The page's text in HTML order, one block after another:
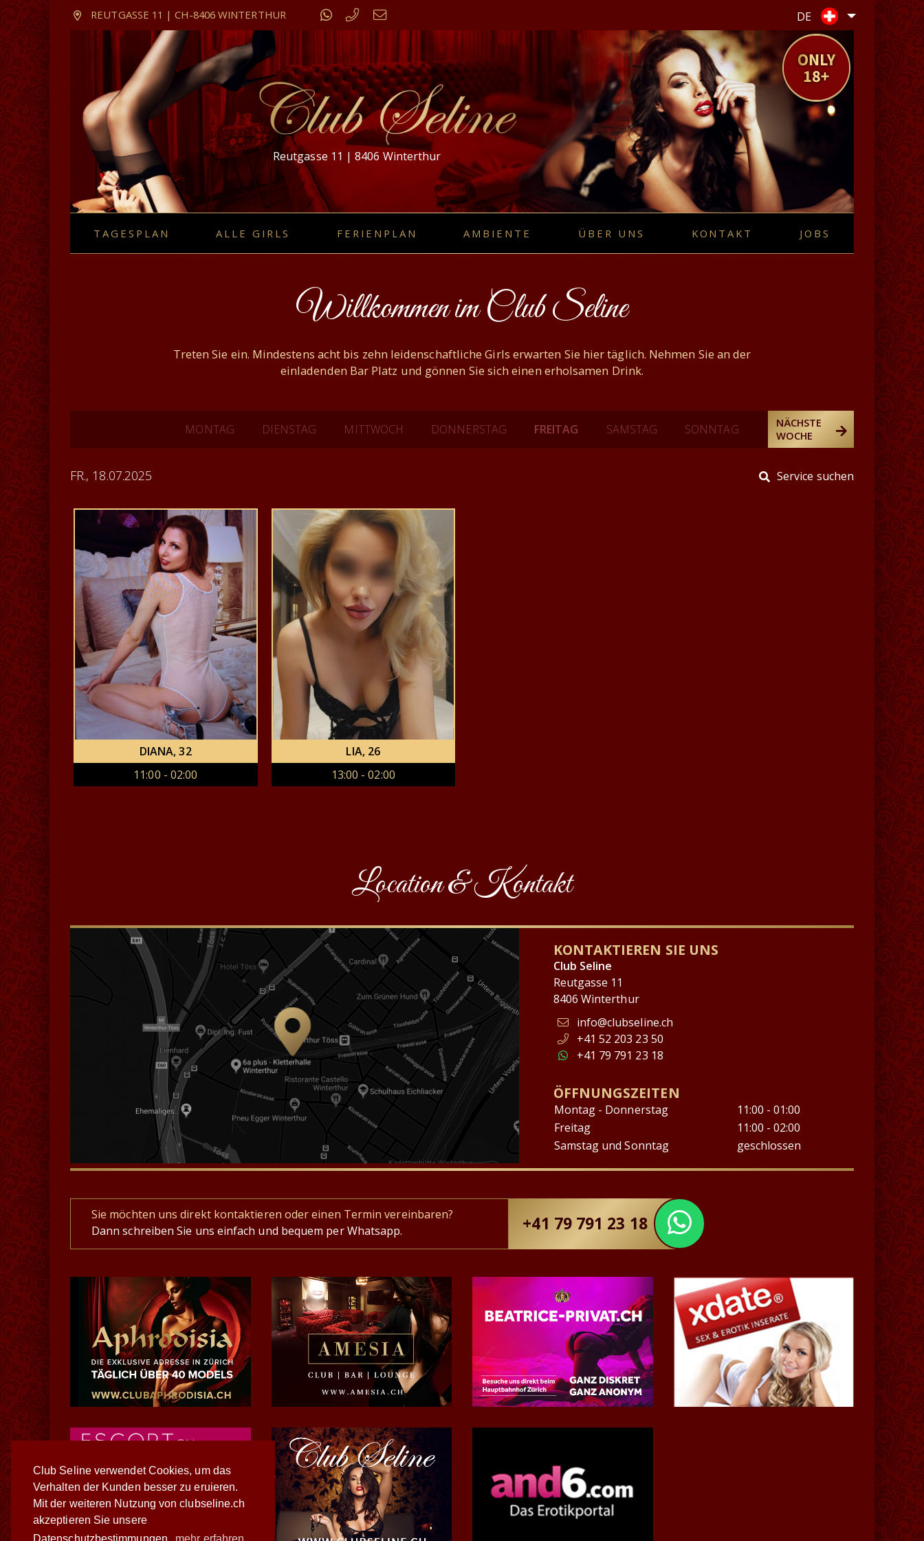
Club Seline verwendet Cookies, um das
Verhalten der Kunden besser zu eruieren.
Mit der weiteren Nutzung von clubseline.ch
akzeptieren Sie unsere
REUTGASSE 11 | CH-8406 WINTERTHUR DE
Reutgasse 11 | 8406 Winterthur
Hauptnavigation
TAGESPLAN ALLE GIRLS FERIENPLAN AMBIENTE ÜBER UNS KONTAKT JOBS
Willkommen im Club Seline
Treten Sie ein. Mindestens acht bis zehn leidenschaftliche Girls erwarten Sie hier täglich. Nehmen Sie an der
einladenden Bar Platz und gönnen Sie sich einen erholsamen Drink.
MONTAG DIENSTAG MITTWOCH DONNERSTAG FREITAG SAMSTAG SONNTAG
NÄCHSTE
WOCHE
FR., 18.07.2025 Service suchen
DIANA, 32
11:00 - 02:00
LIA, 26
13:00 - 02:00
Location & Kontakt
KONTAKTIEREN SIE UNS
Club Seline
Reutgasse 11
8406 Winterthur
info@clubseline.ch
+41 52 203 23 50
+41 79 791 23 18
ÖFFNUNGSZEITEN
Montag - Donnerstag
11:00 - 01:00
Freitag
11:00 - 02:00
Samstag und Sonntag
geschlossen
Sie möchten uns direkt kontaktieren oder einen Termin vereinbaren?
Dann schreiben Sie uns einfach und bequem per Whatsapp.
+41 79 791 23 18